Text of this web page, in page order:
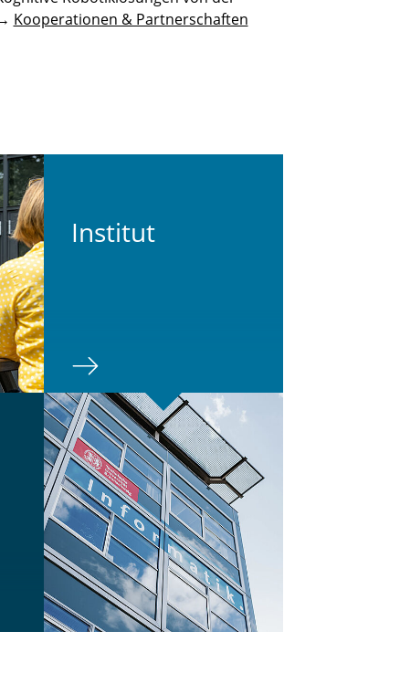
Kooperationen & Partnerschaften
In­sti­tut